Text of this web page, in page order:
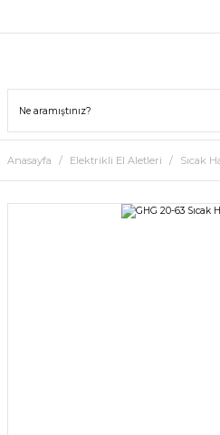
Anasayfa Elektrikli El Aletleri Sıcak